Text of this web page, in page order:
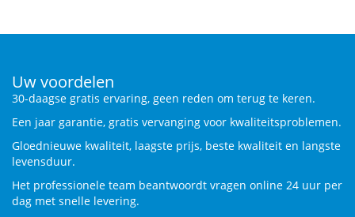
Uw voordelen
30-daagse gratis ervaring, geen reden om terug te keren.
Een jaar garantie, gratis vervanging voor kwaliteitsproblemen.
Gloednieuwe kwaliteit, laagste prijs, beste kwaliteit en langste
levensduur.
Het professionele team beantwoordt vragen online 24 uur per
dag met snelle levering.